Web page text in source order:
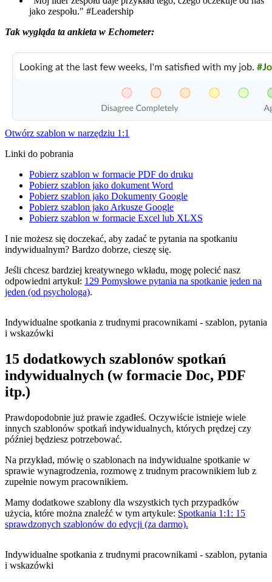
jako zespołu." #Leadership
Tak wygląda ta ankieta w Echometer:
Otwórz szablon w narzędziu 1:1
Linki do pobrania
Pobierz szablon w formacie PDF do druku
Pobierz szablon jako dokument Word
Pobierz szablon jako Dokumenty Google
Pobierz szablon jako Arkusze Google
Pobierz szablon w formacie Excel lub XLXS
I nie możesz się doczekać, aby zadać te pytania na spotkaniu
indywidualnym? Bardzo dobrze, cieszę się.
Jeśli chcesz bardziej kreatywnego wkładu, mogę polecić nasz
odpowiedni artykuł: 129 Pomysłowe pytania na spotkanie jeden na
jeden (od psychologa).
Indywidualne spotkania z trudnymi pracownikami - szablon, pytania
i wskazówki
15 dodatkowych szablonów spotkań
indywidualnych (w formacie Doc, PDF
itp.)
Prawdopodobnie już prawie zgadłeś. Oczywiście istnieje wiele
innych szablonów spotkań indywidualnych, których prędzej czy
później będziesz potrzebować.
Na przykład, mówię o szablonach na indywidualne spotkanie w
sprawie wynagrodzenia, rozmowę z trudnym pracownikiem lub z
zupełnie nowym pracownikiem.
Mamy dodatkowe szablony dla wszystkich tych przypadków
użycia, które można znaleźć w tym artykule: Spotkania 1:1: 15
sprawdzonych szablonów do edycji (za darmo).
Indywidualne spotkania z trudnymi pracownikami - szablon, pytania
i wskazówki